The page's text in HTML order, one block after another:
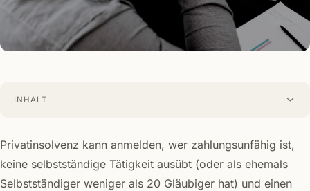
INHALT
Privatinsolvenz kann anmelden, wer zahlungsunfähig ist,
keine selbstständige Tätigkeit ausübt (oder als ehemals
Selbstständiger weniger als 20 Gläubiger hat) und einen